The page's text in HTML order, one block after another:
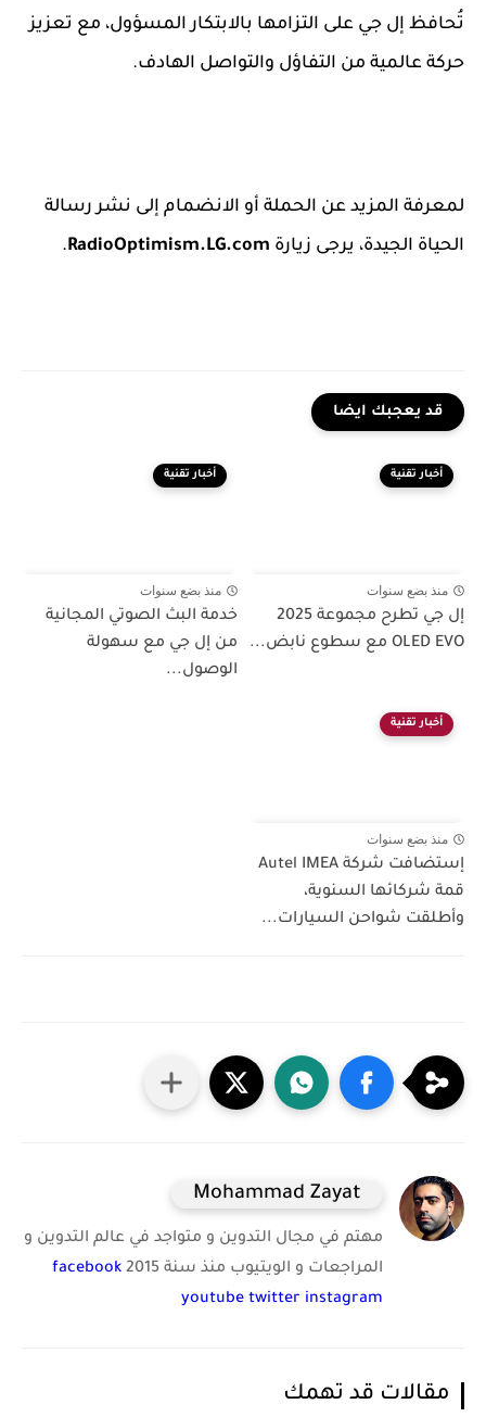
تُحافظ إل جي على التزامها بالابتكار المسؤول، مع تعزيز
حركة عالمية من التفاؤل والتواصل الهادف.
لمعرفة المزيد عن الحملة أو الانضمام إلى نشر رسالة
الحياة الجيدة، يرجى زيارة RadioOptimism.LG.com
.
قد يعجبك ايضا
أخبار تقنية
منذ بضع سنوات
إل جي تطرح مجموعة 2025
OLED EVO مع سطوع نابض...
أخبار تقنية
منذ بضع سنوات
خدمة البث الصوتي المجانية
من إل جي مع سهولة
الوصول...
أخبار تقنية
منذ بضع سنوات
إستضافت شركة Autel IMEA
قمة شركائها السنوية،
وأطلقت شواحن السيارات...
Mohammad Zayat
مهتم في مجال التدوين و متواجد في عالم التدوين و
المراجعات و الويتيوب منذ سنة 2015
facebook
youtube twitter instagram
مقالات قد تهمك